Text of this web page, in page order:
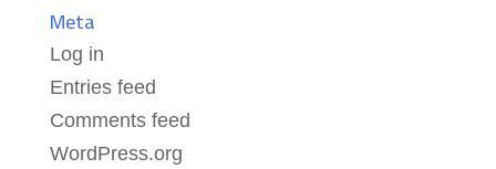
Meta
Log in
Entries feed
Comments feed
WordPress.org